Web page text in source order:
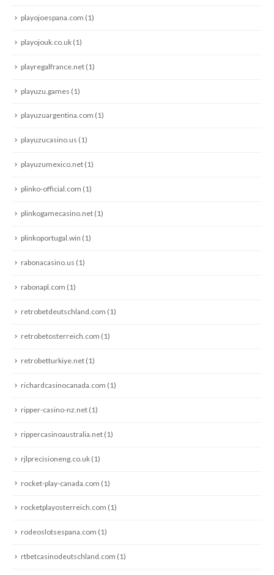
playojoespana.com (1)
playojouk.co.uk (1)
playregalfrance.net (1)
playuzu.games (1)
playuzuargentina.com (1)
playuzucasino.us (1)
playuzumexico.net (1)
plinko-official.com (1)
plinkogamecasino.net (1)
plinkoportugal.win (1)
rabonacasino.us (1)
rabonapl.com (1)
retrobetdeutschland.com (1)
retrobetosterreich.com (1)
retrobetturkiye.net (1)
richardcasinocanada.com (1)
ripper-casino-nz.net (1)
rippercasinoaustralia.net (1)
rjlprecisioneng.co.uk (1)
rocket-play-canada.com (1)
rocketplayosterreich.com (1)
rodeoslotsespana.com (1)
rtbetcasinodeutschland.com (1)